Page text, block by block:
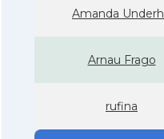
Amanda
Arnau Frago
rufina